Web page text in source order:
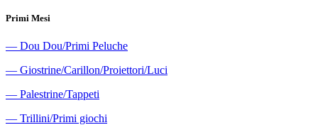
Primi Mesi
― Dou Dou/Primi Peluche
― Giostrine/Carillon/Proiettori/Luci
― Palestrine/Tappeti
― Trillini/Primi giochi